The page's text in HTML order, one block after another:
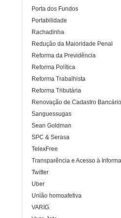
Porta dos Fundos
Portabilidade
Rachadinha
Redução da Maioridade Penal
Reforma da Previdência
Reforma Política
Reforma Trabalhista
Reforma Tributária
Renovação de Cadastro Bancário
Sanguessugas
Sean Goldman
SPC & Serasa
TelexFree
Transparência e Acesso à
Twitter
Uber
União homoafetiva
VARIG